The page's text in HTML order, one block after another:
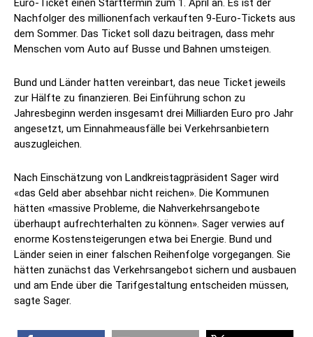
Euro-Ticket einen Starttermin zum 1. April an. Es ist der
Nachfolger des millionenfach verkauften 9-Euro-Tickets aus
dem Sommer. Das Ticket soll dazu beitragen, dass mehr
Menschen vom Auto auf Busse und Bahnen umsteigen.
Bund und Länder hatten vereinbart, das neue Ticket jeweils
zur Hälfte zu finanzieren. Bei Einführung schon zu
Jahresbeginn werden insgesamt drei Milliarden Euro pro Jahr
angesetzt, um Einnahmeausfälle bei Verkehrsanbietern
auszugleichen.
Nach Einschätzung von Landkreistagpräsident Sager wird
«das Geld aber absehbar nicht reichen». Die Kommunen
hätten «massive Probleme, die Nahverkehrsangebote
überhaupt aufrechterhalten zu können». Sager verwies auf
enorme Kostensteigerungen etwa bei Energie. Bund und
Länder seien in einer falschen Reihenfolge vorgegangen. Sie
hätten zunächst das Verkehrsangebot sichern und ausbauen
und am Ende über die Tarifgestaltung entscheiden müssen,
sagte Sager.